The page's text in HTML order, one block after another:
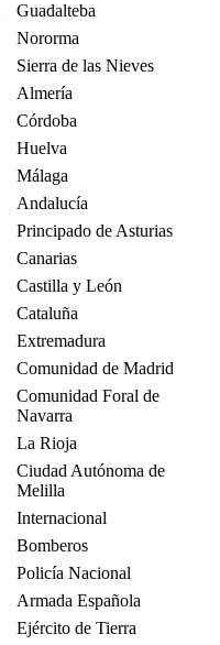
Guadalteba
Nororma
Sierra de las Nieves
Almería
Córdoba
Huelva
Málaga
Andalucía
Principado de Asturias
Canarias
Castilla y León
Cataluña
Extremadura
Comunidad de Madrid
Comunidad Foral de
Navarra
La Rioja
Ciudad Autónoma de
Melilla
Internacional
Bomberos
Policía Nacional
Armada Española
Ejército de Tierra